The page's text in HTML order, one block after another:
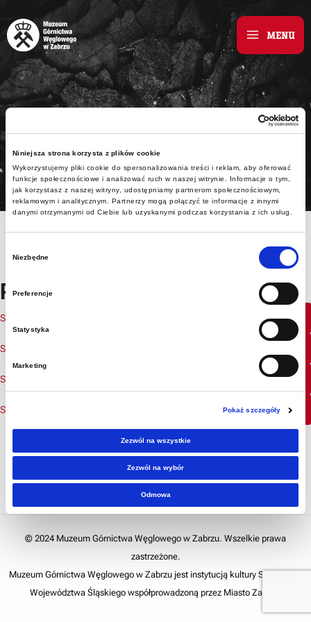
Niniejsza strona korzysta z plików cookie
Wykorzystujemy pliki cookie do spersonalizowania treści i reklam, aby oferować
funkcje społecznościowe i analizować ruch w naszej witrynie. Informacje o tym,
jak korzystasz z naszej witryny, udostępniamy partnerom społecznościowym,
reklamowym i analitycznym. Partnerzy mogą połączyć te informacje z innymi
danymi otrzymanymi od Ciebie lub uzyskanymi podczas korzystania z ich usług.
Niezbędne
Preferencje
Statystyka
Marketing
Pokaż szczegóły
Zezwól na wszystkie
Zezwól na wybór
Odmowa
to
content
Main
Menu
MENU
Małoletnich
Pliki do pobrania
SOM_wersja_pełna Pobierz
SOM_Załącznik_6_wersja_skrócona
SOM_Załącznik_7_wersja_dla_dzieci_1 Pobierz
SOM_Załącznik_7_wersja_dla_dzieci_2 Pobierz
© 2024 Muzeum Górnictwa Węglowego w Zabrzu. Wszelkie prawa
zastrzeżone.
Muzeum Górnictwa Węglowego w Zabrzu jest instytucją kultury Samorządu
Województwa Śląskiego współprowadzoną przez Miasto Zabrze.